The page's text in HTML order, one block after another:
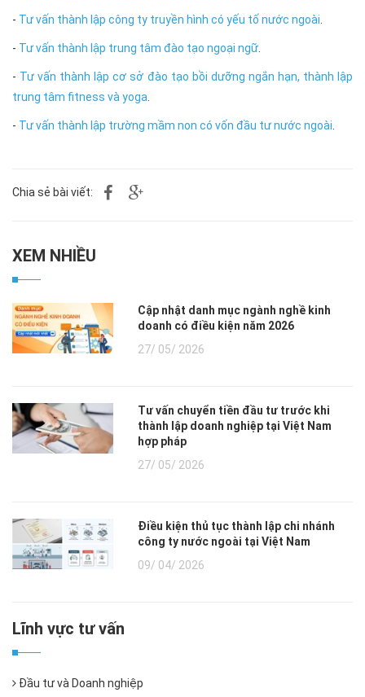
- Tư vấn thành lập công ty truyền hình có yếu tố nước ngoài
- Tư vấn thành lập trung tâm đào tạo ngoại ngữ
- Tư vấn thành lập cơ sở đào tạo bồi dưỡng ngắn hạn, thành lập
trung tâm fitness và yoga
- Tư vấn thành lập trường mầm non có vốn đầu tư nước ngoài
Chia sẻ bài viết:
XEM NHIỀU
Cập nhật danh mục ngành nghề kinh
doanh có điều kiện năm 2026
27/ 05/ 2026
Tư vấn chuyển tiền đầu tư trước khi
thành lập doanh nghiệp tại Việt Nam
hợp pháp
27/ 05/ 2026
Điều kiện thủ tục thành lập chi nhánh
công ty nước ngoài tại Việt Nam
09/ 04/ 2026
Lĩnh vực tư vấn
Đầu tư và Doanh nghiệp